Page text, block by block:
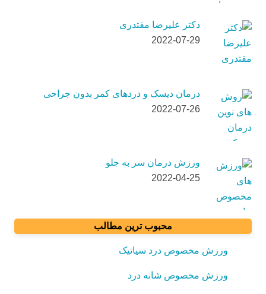
دکتر علیرضا مقتدری
2022-07-29
درمان دیسک و دردهای کمر بدون جراحی
2022-07-26
ورزش درمان سر به جلو
2022-04-25
محبوب ترین مطالب
ورزش مخصوص درد سیاتیک
ورزش مخصوص شانه درد